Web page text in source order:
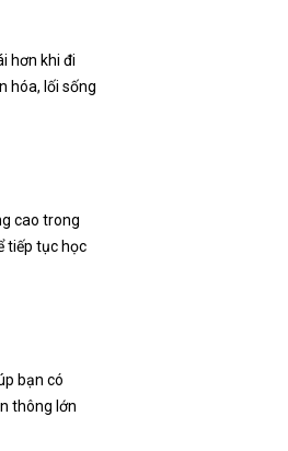
hơn khi đi
hóa, lối sống
cao trong
tiếp tục học
bạn có
thông lớn